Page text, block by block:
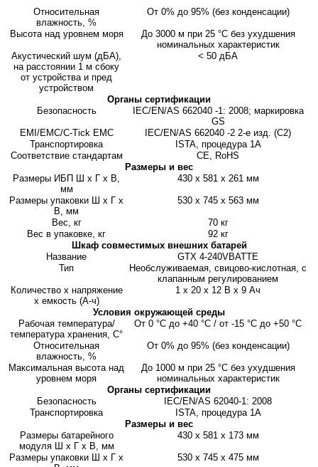
Относительная
влажность, %
От 0% до 95% (без конденсации)
Высота над уровнем моря
До 3000 м при 25 °С без ухудшения
номинальных характеристик
Акустический шум (дБА),
на расстоянии 1 м сбоку
от устройства и пред
устройством
< 50 дБА
Органы сертификации
Безопасность
IEC/EN/AS 662040 -1: 2008; маркировка
GS
EMI/EMC/C-Tick EMC
IEC/EN/AS 662040 -2 2-е изд. (С2)
Транспортировка
ISTA, процедура 1А
Соответствие стандартам
CE, RoHS
Размеры и вес
Размеры ИБП Ш х Г х В,
мм
430 x 581 x 261 мм
Размеры упаковки Ш х Г х
В, мм
530 x 745 x 563 мм
Вес, кг
70 кг
Вес в упаковке, кг
92 кг
Шкаф совместимых внешних батарей
Название
GTX 4-240VBATTE
Тип
Необслуживаемая, свицово-кислотная, с
клапанным регулированием
Количество х напряжение
х емкость (А-ч)
1 х 20 х 12 В х 9 Ач
Условия окружающей среды
Рабочая температура/
температура хранения, С°
От 0 °С до +40 °С / от -15 °С до +50 °С
Относительная
влажность, %
От 0% до 95% (без конденсации)
Максимальная высота над
уровнем моря
До 1000 м при 25 °С без ухудшения
номинальных характеристик
Органы сертификации
Безопасность
IEC/EN/AS 62040-1: 2008
Транспортировка
ISTA, процедура 1А
Размеры и вес
Размеры батарейного
модуля Ш х Г х В, мм
430 х 581 х 173 мм
Размеры упаковки Ш х Г х
530 х 745 х 475 мм